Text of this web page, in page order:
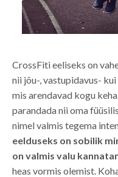
CrossFiti eeliseks on
nii jõu-, vastupidavus-
mis arendavad kogu
parandada nii oma
nimel valmis tegema
eelduseks on sobilik
on valmis valu
heas vormis olemist.